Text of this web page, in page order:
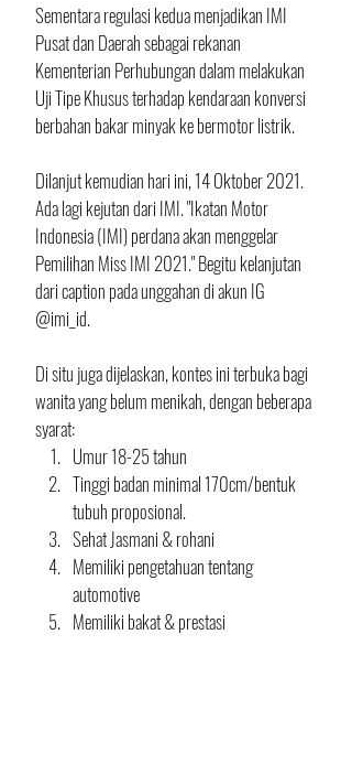
Sementara regulasi kedua menjadikan IMI
Pusat dan Daerah sebagai rekanan
Kementerian Perhubungan dalam melakukan
Uji Tipe Khusus terhadap kendaraan konversi
berbahan bakar minyak ke bermotor listrik.
Dilanjut kemudian hari ini, 14 Oktober 2021.
Ada lagi kejutan dari IMI. "Ikatan Motor
Indonesia (IMI) perdana akan menggelar
Pemilihan Miss IMI 2021." Begitu kelanjutan
dari caption pada unggahan di akun IG
@imi_id.
Di situ juga dijelaskan, kontes ini terbuka bagi
wanita yang belum menikah, dengan beberapa
syarat:
Umur 18-25 tahun
Tinggi badan minimal 170cm/bentuk
tubuh proposional.
Sehat Jasmani & rohani
Memiliki pengetahuan tentang
automotive
Memiliki bakat & prestasi